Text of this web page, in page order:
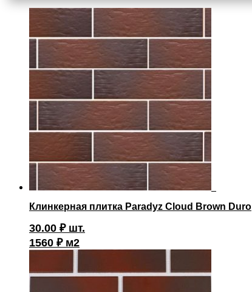
Клинкерная плитка Paradyz Cloud Brown Duro
30.00 ₽ шт.
1560 ₽ м2